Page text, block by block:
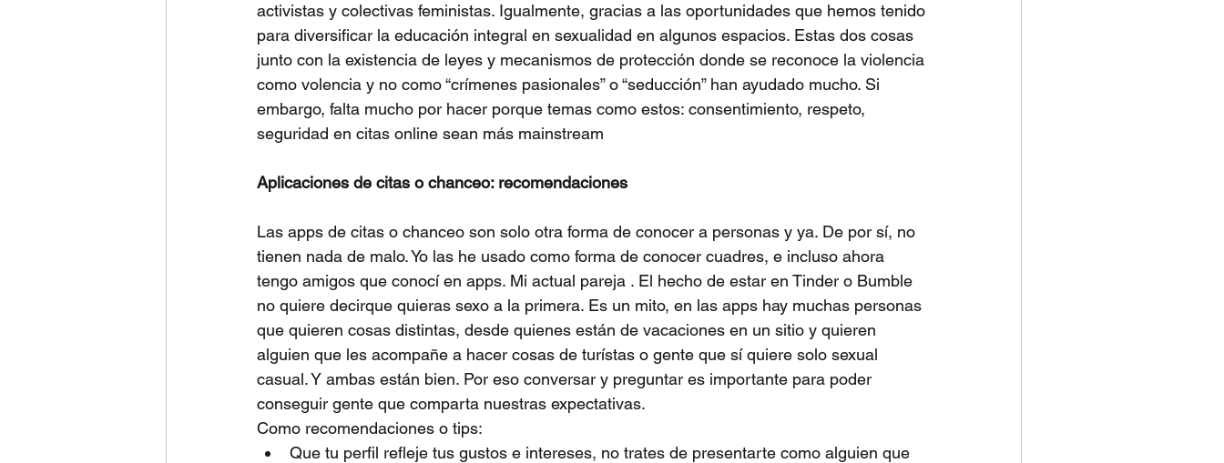
activistas y colectivas feministas. Igualmente, gracias a las oportunidades que hemos tenido
para diversificar la educación integral en sexualidad en algunos espacios. Estas dos cosas
junto con la existencia de leyes y mecanismos de protección donde se reconoce la violencia
como volencia y no como “crímenes pasionales” o “seducción” han ayudado mucho. Si
embargo, falta mucho por hacer porque temas como estos: consentimiento, respeto,
seguridad en citas online sean más mainstream
Aplicaciones de citas o chanceo: recomendaciones
Las apps de citas o chanceo son solo otra forma de conocer a personas y ya. De por sí, no
tienen nada de malo. Yo las he usado como forma de conocer cuadres, e incluso ahora
tengo amigos que conocí en apps. Mi actual pareja . El hecho de estar en Tinder o Bumble
no quiere decirque quieras sexo a la primera. Es un mito, en las apps hay muchas personas
que quieren cosas distintas, desde quienes están de vacaciones en un sitio y quieren
alguien que les acompañe a hacer cosas de turístas o gente que sí quiere solo sexual
casual. Y ambas están bien. Por eso conversar y preguntar es importante para poder
conseguir gente que comparta nuestras expectativas.
Como recomendaciones o tips:
Que tu perfil refleje tus gustos e intereses, no trates de presentarte como alguien que